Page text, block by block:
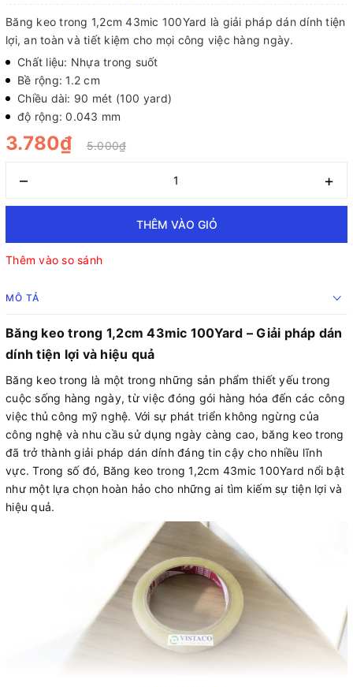
Băng keo trong 1,2cm 43mic 100Yard là giải pháp dán dính tiện
lợi, an toàn và tiết kiệm cho mọi công việc hàng ngày.
Chất liệu: Nhựa trong suốt
Bề rộng: 1.2 cm
Chiều dài: 90 mét (100 yard)
độ rộng: 0.043 mm
3.780₫ 5.000₫
– +
THÊM VÀO GIỎ
Thêm vào so sánh
MÔ TẢ
Băng keo trong 1,2cm 43mic 100Yard – Giải pháp dán
dính tiện lợi và hiệu quả
Băng keo trong là một trong những sản phẩm thiết yếu trong
cuộc sống hàng ngày, từ việc đóng gói hàng hóa đến các công
việc thủ công mỹ nghệ. Với sự phát triển không ngừng của
công nghệ và nhu cầu sử dụng ngày càng cao, băng keo trong
đã trở thành giải pháp dán dính đáng tin cậy cho nhiều lĩnh
vực. Trong số đó, Băng keo trong 1,2cm 43mic 100Yard nổi bật
như một lựa chọn hoàn hảo cho những ai tìm kiếm sự tiện lợi và
hiệu quả.